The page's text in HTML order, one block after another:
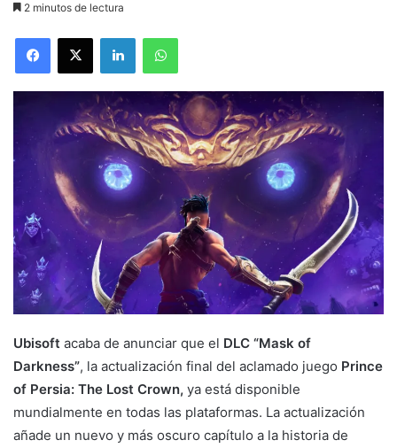
2 minutos de lectura
Facebook
X LinkedInWhatsApp
Ubisoft acaba de anunciar que el DLC “Mask of
Darkness”, la actualización final del aclamado juego Prince
of Persia: The Lost Crown, ya está disponible
mundialmente en todas las plataformas. La actualización
añade un nuevo y más oscuro capítulo a la historia de